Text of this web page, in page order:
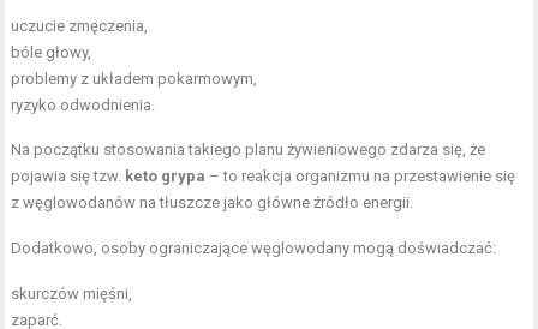
uczucie zmęczenia,
bóle głowy,
problemy z układem pokarmowym,
ryzyko odwodnienia.
Na początku stosowania takiego planu żywieniowego zdarza się, że
pojawia się tzw. keto grypa – to reakcja organizmu na przestawienie się
z węglowodanów na tłuszcze jako główne źródło energii.
Dodatkowo, osoby ograniczające węglowodany mogą doświadczać:
skurczów mięśni,
zaparć.